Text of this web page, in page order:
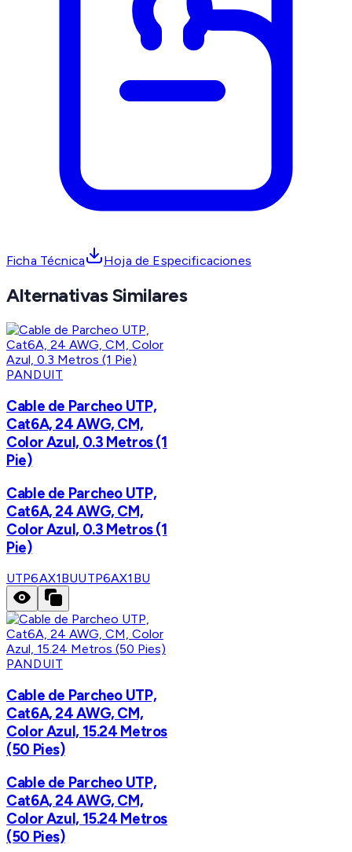
Ficha Técnica Hoja de Especificaciones
Alternativas Similares
PANDUIT
Cable de Parcheo UTP,
Cat6A, 24 AWG, CM,
Color Azul, 0.3 Metros (1
Pie)
Cable de Parcheo UTP,
Cat6A, 24 AWG, CM,
Color Azul, 0.3 Metros (1
Pie)
UTP6AX1BUUTP6AX1BU
PANDUIT
Cable de Parcheo UTP,
Cat6A, 24 AWG, CM,
Color Azul, 15.24 Metros
(50 Pies)
Cable de Parcheo UTP,
Cat6A, 24 AWG, CM,
Color Azul, 15.24 Metros
(50 Pies)